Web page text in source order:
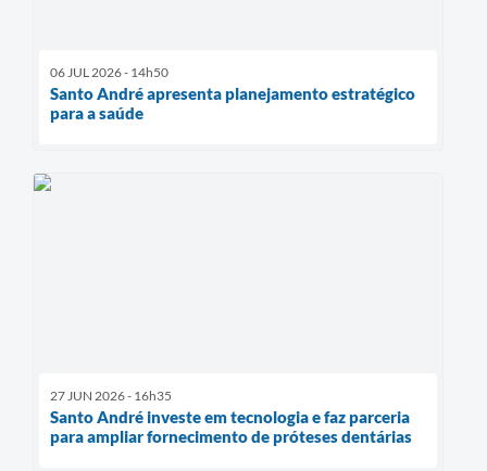
06 JUL 2026 - 14h50
Santo André apresenta planejamento estratégico
para a saúde
27 JUN 2026 - 16h35
Santo André investe em tecnologia e faz parceria
para ampliar fornecimento de próteses dentárias